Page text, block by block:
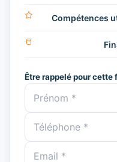
Compétences
Être rappelé pour cette